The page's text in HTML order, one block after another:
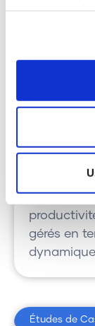
une
créée par
gérés en
Études de